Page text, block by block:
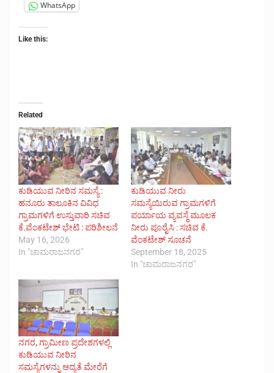
WhatsApp
Like this:
Related
ಕುಡಿಯುವ ನೀರಿನ ಸಮಸ್ಯೆ :
ಹನೂರು ತಾಲೂಕಿನ ವಿವಿಧ
ಗ್ರಾಮಗಳಿಗೆ ಉಸ್ತುವಾರಿ ಸಚಿವ
ಕೆ.ವೆಂಕಟೇಶ್ ಭೇಟಿ : ಪರಿಶೀಲನೆ
May 16, 2026
In "ಚಾಮರಾಜನಗರ"
ಕುಡಿಯುವ ನೀರು
ಸಮಸ್ಯೆಯಿರುವ ಗ್ರಾಮಗಳಿಗೆ
ಪರ್ಯಾಯ ವ್ಯವಸ್ಥೆ ಮೂಲಕ
ನೀರು ಪೂರೈಸಿ : ಸಚಿವ ಕೆ.
ವೆಂಕಟೇಶ್ ಸೂಚನೆ
September 18, 2025
In "ಚಾಮರಾಜನಗರ"
ನಗರ, ಗ್ರಾಮೀಣ ಪ್ರದೇಶಗಳಲ್ಲಿ
ಕುಡಿಯುವ ನೀರಿನ
ಸಮಸ್ಯೆಗಳನ್ನು ಆದ್ಯತೆ ಮೇರೆಗೆ